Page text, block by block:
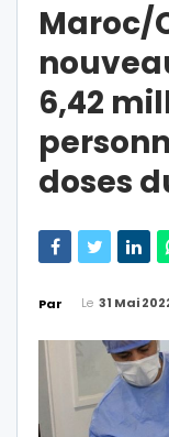
Maroc/
6,42
doses
Par Le 31 Mai